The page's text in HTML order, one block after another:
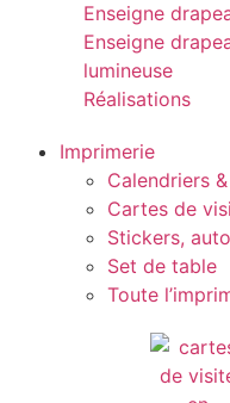
Enseigne
Enseigne
lumineuse
Réalisations
Imprimerie
Calendriers
Cartes de
Stickers,
Set de table
Toute